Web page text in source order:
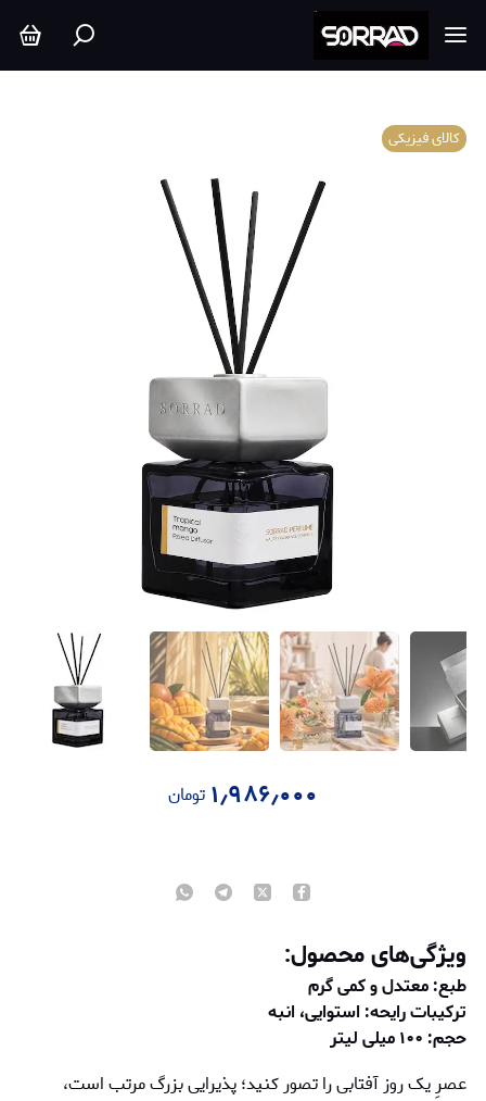
کالای فیزیکی
۱٫۹۸۶٫۰۰۰ تومان
ویژگی‌های محصول:
طبع: معتدل و کمی گرم
ترکیبات رایحه: استوایی، انبه
حجم: ۱۰۰ میلی لیتر
عصرِ یک روز آفتابی را تصور کنید؛ پذیرایی بزرگ مرتب است،